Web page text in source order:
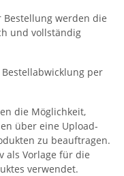
werden die
und vollständig
per
die Möglichkeit,
über eine Upload-
zu beauftragen.
als Vorlage für die
verwendet.